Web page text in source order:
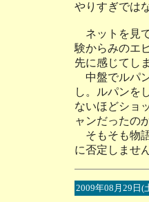
やりすぎでは
ネットを見
験からみのエ
先に感じてし
中盤でルパ
し。ルパンを
ないほどショ
ャンだったの
そもそも物
に否定しませ
2009年08月29日(